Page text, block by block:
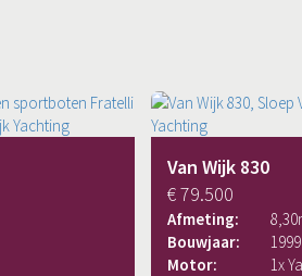
Van Wijk 830
€ 79.500
Afmeting: 8,30
Bouwjaar:
1999
Motor:
1x